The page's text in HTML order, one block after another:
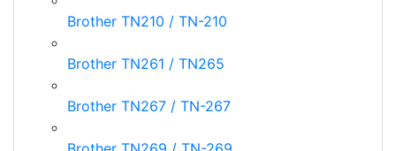
Brother TN210 / TN-210
Brother TN261 / TN265
Brother TN267 / TN-267